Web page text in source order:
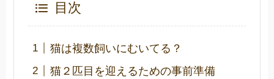
目次
猫は複数飼いにむいてる？
猫２匹目を迎えるための事前準備